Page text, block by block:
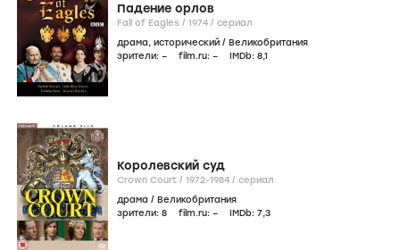
Падение орлов
Fall of Eagles / 1974 / сериал
драма, исторический / Великобритания
зрители: – film.ru: – IMDb: 8,1
Королевский суд
Crown Court / 1972-1984 / сериал
драма / Великобритания
зрители: 8 film.ru: – IMDb: 7,3